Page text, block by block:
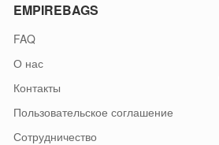
EMPIREBAGS
FAQ
О нас
Контакты
Пользовательское соглашение
Сотрудничество